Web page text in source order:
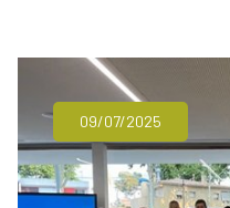
09/07/2025